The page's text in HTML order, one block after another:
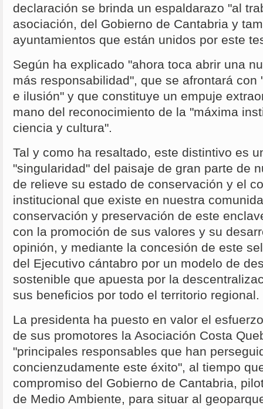
declaración se brinda un espaldarazo "al
asociación, del Gobierno de Cantabria y
ayuntamientos que están unidos por este
Según ha explicado "ahora toca abrir una
más responsabilidad", que se afrontará
e ilusión" y que constituye un empuje
mano del reconocimiento de la "máxima
ciencia y cultura".
Tal y como ha resaltado, este distintivo es
"singularidad" del paisaje de gran parte de
de relieve su estado de conservación y el
institucional que existe en nuestra
conservación y preservación de este
con la promoción de sus valores y su
opinión, y mediante la concesión de este
del Ejecutivo cántabro por un modelo de
sostenible que apuesta por la
sus beneficios por todo el territorio regional.
La presidenta ha puesto en valor el
de sus promotores la Asociación Costa
"principales responsables que han
concienzudamente este éxito", al tiempo
compromiso del Gobierno de Cantabria,
de Medio Ambiente, para situar al